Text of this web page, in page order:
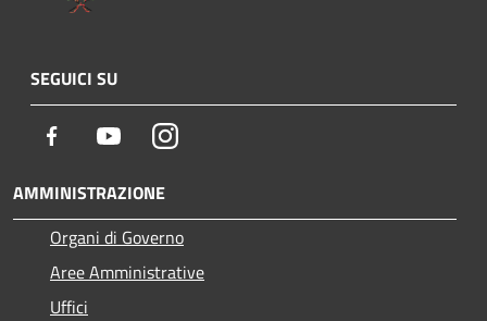
SEGUICI SU
Facebook YoutubeInstagram
AMMINISTRAZIONE
Organi di Governo
Aree Amministrative
Uffici